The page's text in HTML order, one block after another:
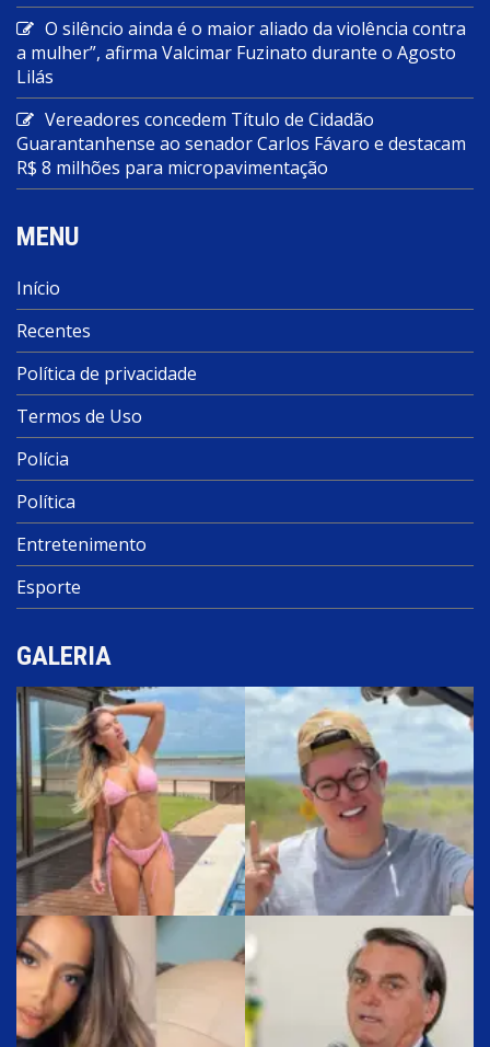
O silêncio ainda é o maior aliado da violência contra
a mulher”, afirma Valcimar Fuzinato durante o Agosto
Lilás
Vereadores concedem Título de Cidadão
Guarantanhense ao senador Carlos Fávaro e destacam
R$ 8 milhões para micropavimentação
MENU
Início
Recentes
Política de privacidade
Termos de Uso
Polícia
Política
Entretenimento
Esporte
GALERIA